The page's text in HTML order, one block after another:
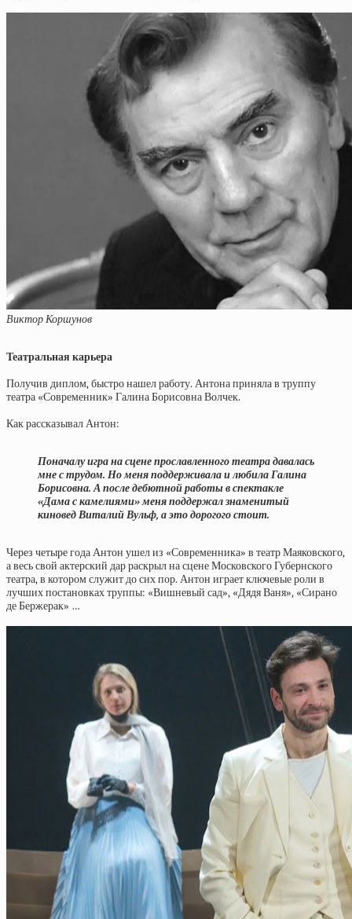
Виктор Коршунов
Театральная карьера
Получив диплом, быстро нашел работу. Антона приняла в труппу
театра «Современник» Галина Борисовна Волчек.
Как рассказывал Антон:
Поначалу игра на сцене прославленного театра давалась
мне с трудом. Но меня поддерживала и любила Галина
Борисовна. А после дебютной работы в спектакле
«Дама с камелиями» меня поддержал знаменитый
киновед Виталий Вульф, а это дорогого стоит.
Через четыре года Антон ушел из «Современника» в театр Маяковского,
а весь свой актерский дар раскрыл на сцене Московского Губернского
театра, в котором служит до сих пор. Антон играет ключевые роли в
лучших постановках труппы: «Вишневый сад», «Дядя Ваня», «Сирано
де Бержерак» …